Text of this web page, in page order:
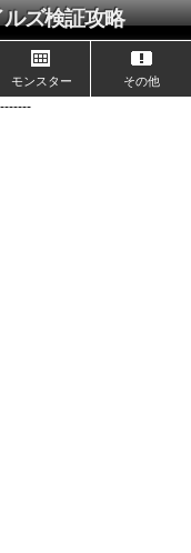
ズ検証攻略
モンスター その他